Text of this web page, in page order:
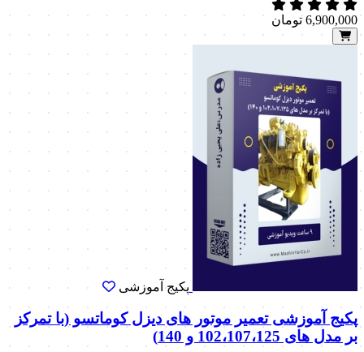
6,900,000 تومان
پکیج آموزشی
پکیج آموزشی تعمیر موتور های دیزل کوماتسو (با تمرکز
بر مدل های 102،107،125 و 140)